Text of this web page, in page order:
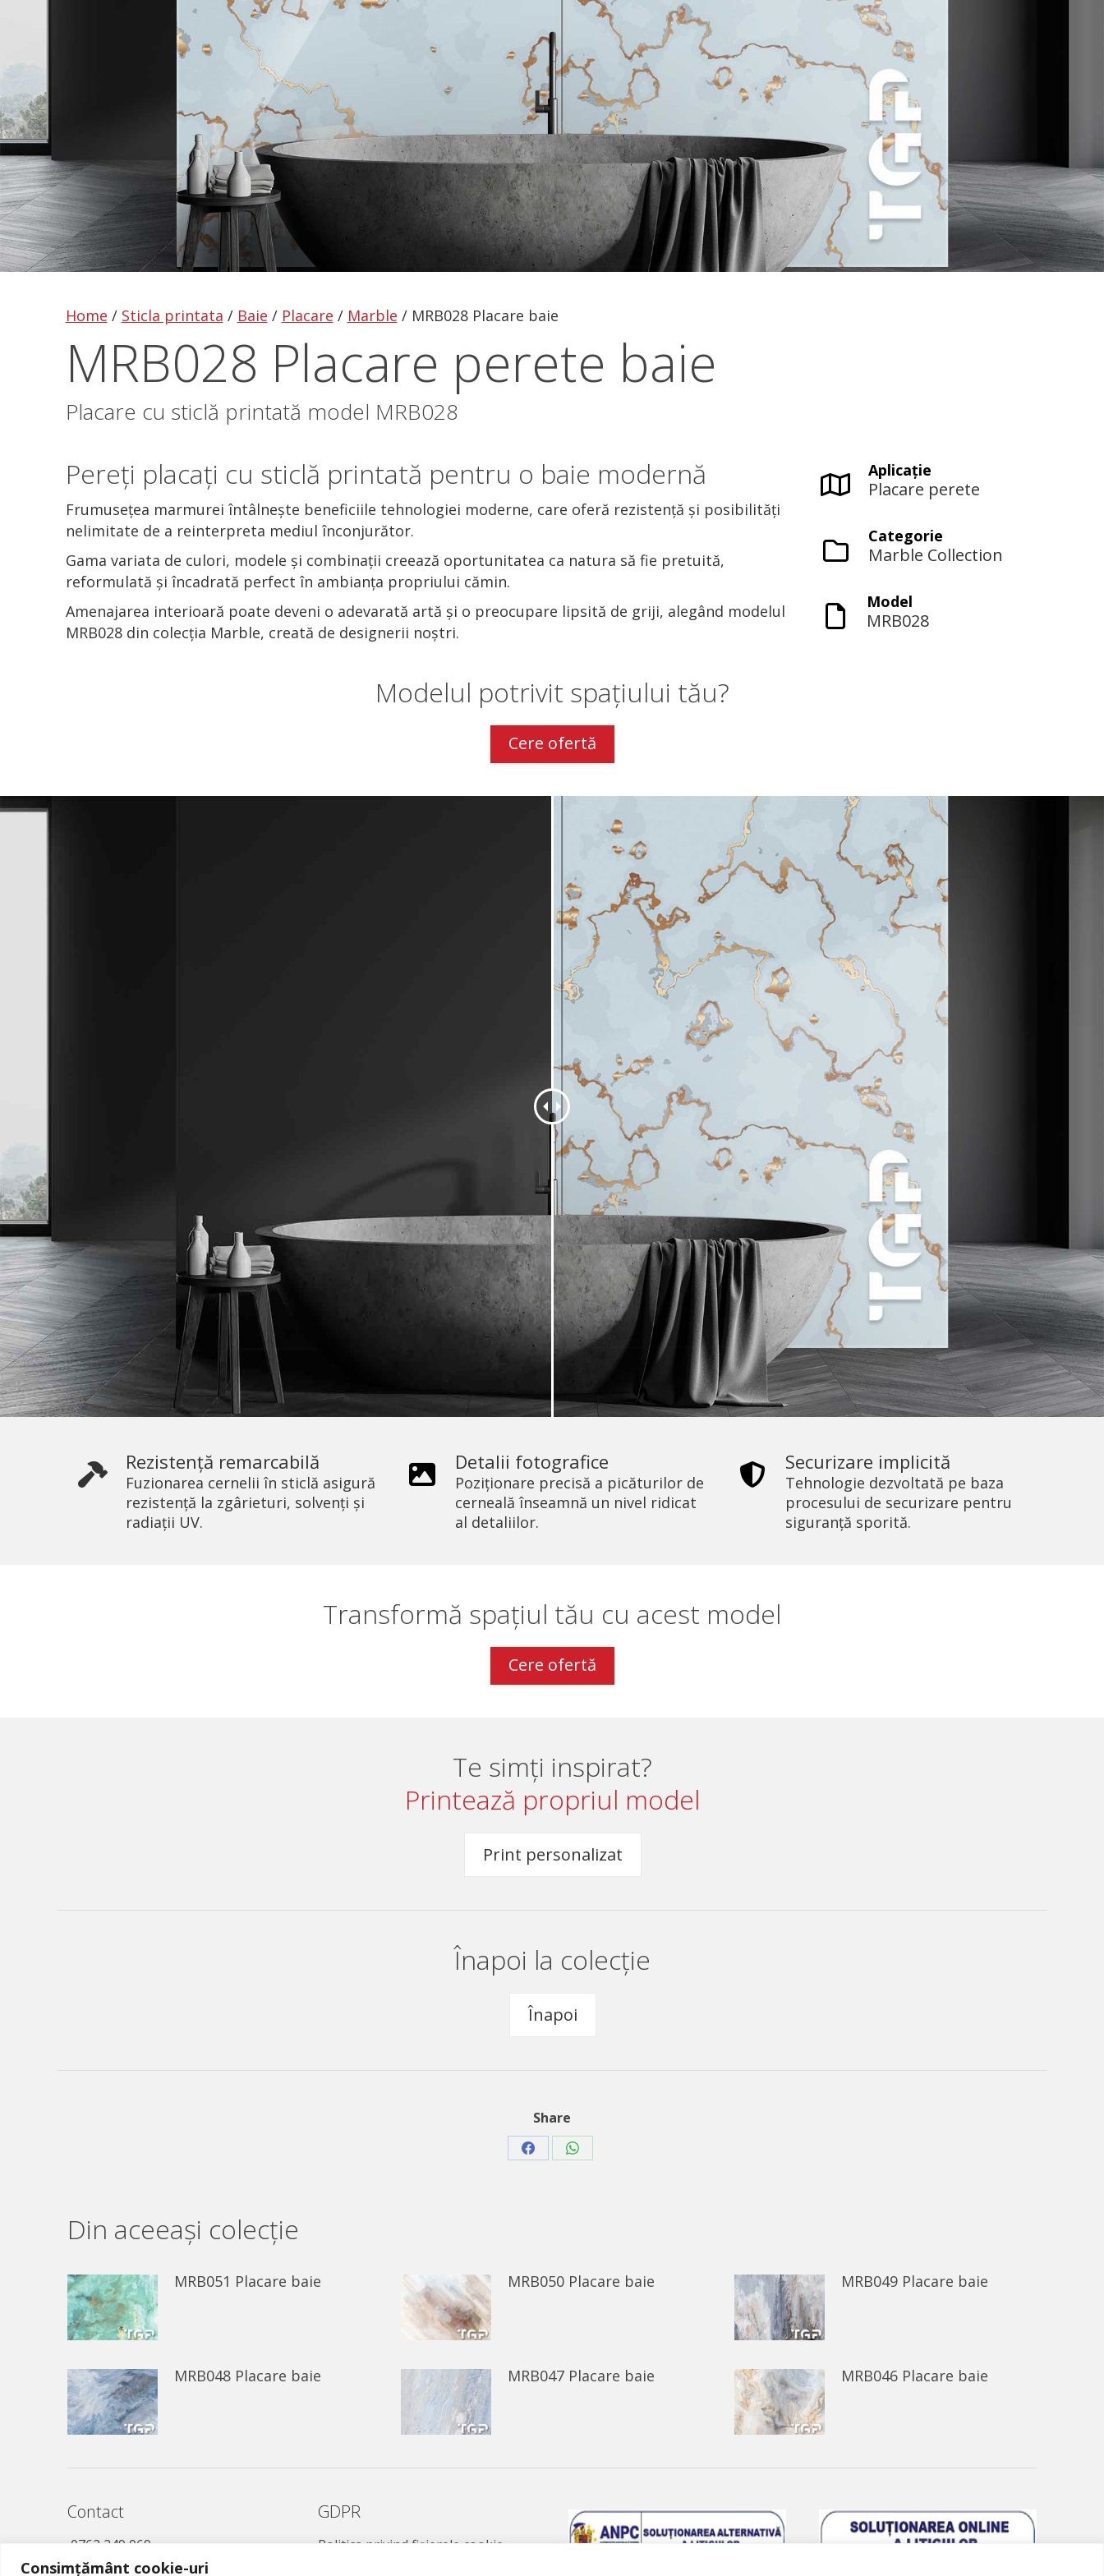
Consimțământ cookie-uri
Home / Sticla printata / Baie / Placare / Marble / MRB028 Placare baie
MRB028 Placare perete baie
Placare cu sticlă printată model MRB028
Pereți placați cu sticlă printată pentru o baie modernă
Frumusețea marmurei întâlnește beneficiile tehnologiei moderne, care oferă rezistență și posibilități
nelimitate de a reinterpreta mediul înconjurător.
Gama variata de culori, modele și combinații creează oportunitatea ca natura să fie pretuită,
reformulată și încadrată perfect în ambianța propriului cămin.
Amenajarea interioară poate deveni o adevarată artă și o preocupare lipsită de griji, alegând modelul
MRB028 din colecția Marble, creată de designerii noștri.
Aplicaţie
Placare perete
Categorie
Marble Collection
Model
MRB028
Modelul potrivit spațiului tău?
Cere ofertă
Rezistență remarcabilă
Fuzionarea cernelii în sticlă asigură
rezistență la zgârieturi, solvenți și
radiații UV.
Detalii fotografice
Poziționare precisă a picăturilor de
cerneală înseamnă un nivel ridicat
al detaliilor.
Securizare implicită
Tehnologie dezvoltată pe baza
procesului de securizare pentru
siguranță sporită.
Transformă spațiul tău cu acest model
Cere ofertă
Te simți inspirat?
Printează propriul model
Print personalizat
Înapoi la colecție
Înapoi
Share
Share Share
Din aceeaşi colecție
MRB051 Placare baie MRB050 Placare baie MRB049 Placare baie
MRB048 Placare baie MRB047 Placare baie MRB046 Placare baie
Contact
0762 249 069
GDPR
Politica privind fișierele cookie